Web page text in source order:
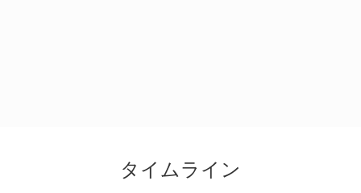
タイムライン